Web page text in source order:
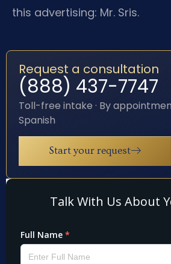
this advertising: Mr. Sris.
Request a consultation
(888) 437-7747
Toll-free intake · By
Spanish
Start your request